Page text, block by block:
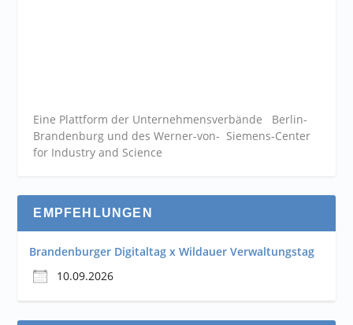
Eine Plattform der Unternehmensverbände Berlin-
Brandenburg und des Werner-von- Siemens-Center
for Industry and Science
EMPFEHLUNGEN
Brandenburger Digitaltag x Wildauer Verwaltungstag
10.09.2026